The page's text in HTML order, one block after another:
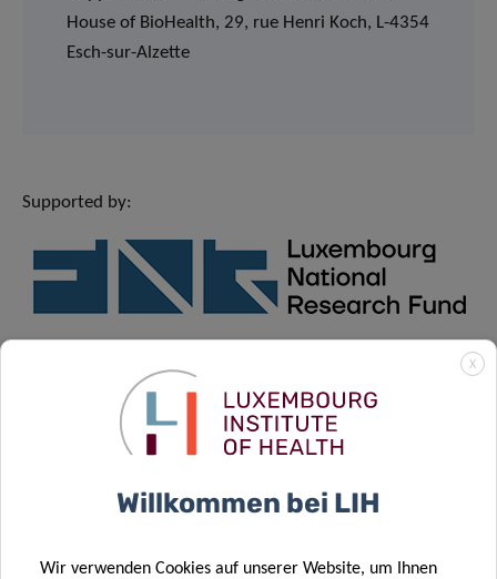
House of BioHealth, 29, rue Henri Koch, L-4354
Esch-sur-Alzette
Supported by:
Datenschutz
X
Willkommen bei LIH
Wir verwenden Cookies auf unserer Website, um Ihnen